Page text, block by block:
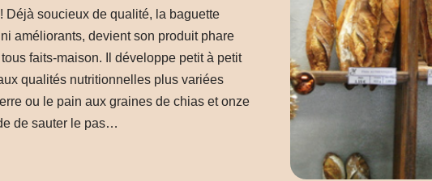
Déjà soucieux de qualité, la baguette
améliorants, devient son produit phare
faits-maison. Il développe petit à petit
qualités nutritionnelles plus variées
ou le pain aux graines de chias et onze
de sauter le pas…